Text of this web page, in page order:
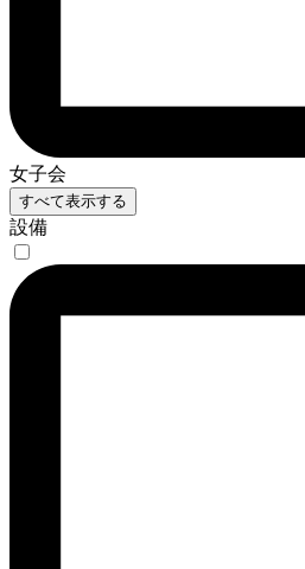
女子会
すべて表示する
設備